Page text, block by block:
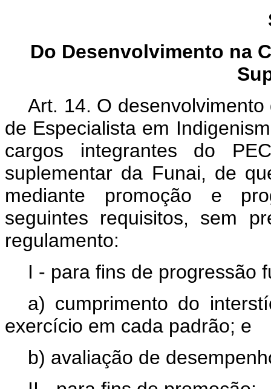
Do Desenvolvimento na
Art. 14. O
de Especialista em
cargos integrantes do
suplementar da Funai, de
mediante promoção e
seguintes requisitos, sem
regulamento:
I - para fins de progressão
a) cumprimento do
exercício em cada padrão; e
b) avaliação de